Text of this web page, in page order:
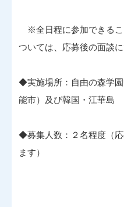
※全日程に参加できるこ
ついては、応募後の面談に
◆実施場所：自由の森学
能市）及び韓国・江華島
◆募集人数：２名程度（
ます）